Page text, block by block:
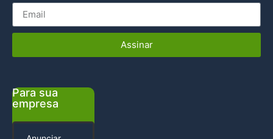
Assinar
Para sua
empresa